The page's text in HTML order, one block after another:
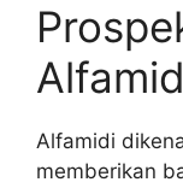
Alfamidi
memberikan